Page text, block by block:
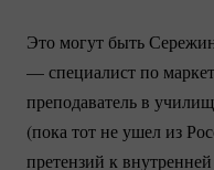
Это могут быть
— специалист по
преподаватель в
(пока тот не ушел из
претензий к